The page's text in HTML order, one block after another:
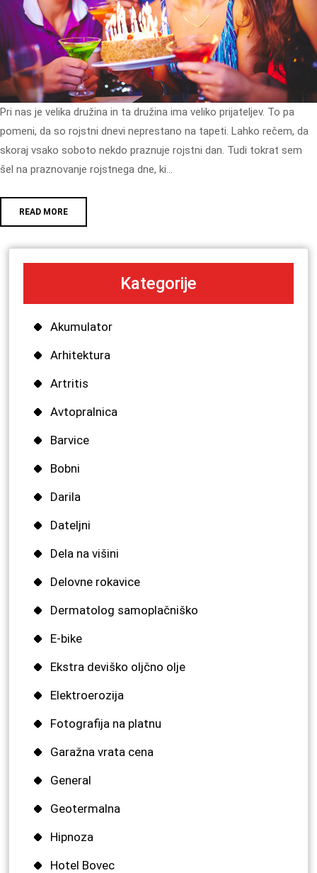
Pri nas je velika družina in ta družina ima veliko prijateljev. To pa
pomeni, da so rojstni dnevi neprestano na tapeti. Lahko rečem, da
skoraj vsako soboto nekdo praznuje rojstni dan. Tudi tokrat sem
šel na praznovanje rojstnega dne, ki…
READ MORE
Kategorije
Akumulator
Arhitektura
Artritis
Avtopralnica
Barvice
Bobni
Darila
Dateljni
Dela na višini
Delovne rokavice
Dermatolog samoplačniško
E-bike
Ekstra deviško oljčno olje
Elektroerozija
Fotografija na platnu
Garažna vrata cena
General
Geotermalna
Hipnoza
Hotel Bovec